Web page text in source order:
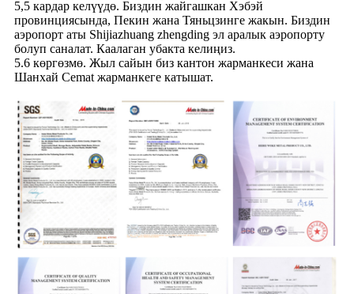
5,5 кардар келүүдө. Биздин жайгашкан Хэбэй
провинциясында, Пекин жана Тяньцзинге жакын. Биздин
аэропорт аты Shijiazhuang zhengding эл аралык аэропорту
болуп саналат. Каалаган убакта келиңиз.
5.6 көргөзмө. Жыл сайын биз кантон жарманкеси жана
Шанхай Cemat жарманкеге катышат.